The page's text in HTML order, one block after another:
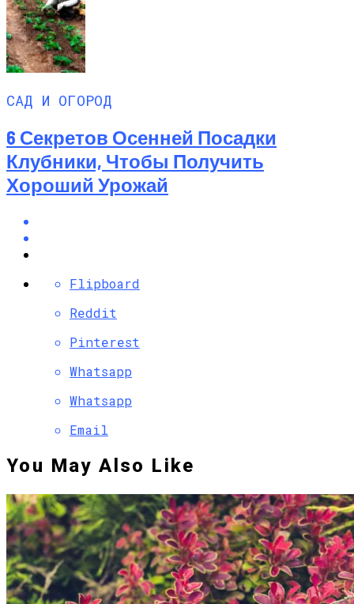
САД И ОГОРОД
6 Секретов Осенней Посадки
Клубники, Чтобы Получить
Хороший Урожай
Flipboard
Reddit
Pinterest
Whatsapp
Whatsapp
Email
You May Also Like